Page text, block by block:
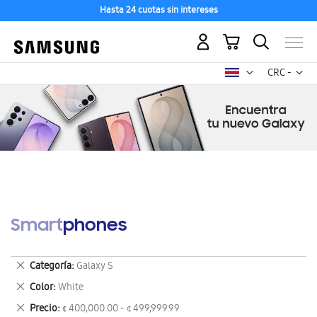
Hasta 24 cuotas sin intereses
CRC -
colón
Mi carrito
Smartphones
Categoría Galaxy S
Eliminar
este
artículo
Color White
Eliminar
este
Precio ¢ 400,000.00 - ¢ 499,999.99
Eliminar